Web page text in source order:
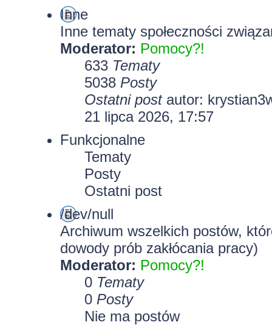
Inne
Inne tematy społeczności
Moderator: Pomocy?!
633 Tematy
5038 Posty
Ostatni postautor:
21 lipca 2026, 17:57
Funkcjonalne
Tematy
Posty
Ostatni post
/dev/null
Archiwum wszelkich postów,
dowody prób zakłócania pracy)
Moderator: Pomocy?!
0 Tematy
0 Posty
Nie ma postów